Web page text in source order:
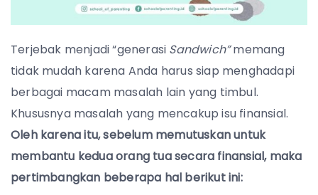
Terjebak menjadi “generasi Sandwich”memang
tidak mudah karena Anda harus siap menghadapi
berbagai macam masalah lain yang timbul.
Khususnya masalah yang mencakup isu finansial.
Oleh karena itu, sebelum memutuskan untuk
membantu kedua orang tua secara finansial, maka
pertimbangkan beberapa hal berikut ini: